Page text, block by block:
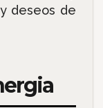
deseos de